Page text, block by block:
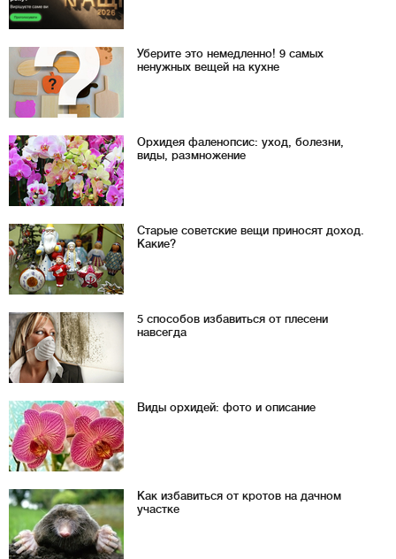
Уберите это немедленно! 9 самых
ненужных вещей на кухне
Орхидея фаленопсис: уход, болезни,
виды, размножение
Старые советские вещи приносят доход.
Какие?
5 способов избавиться от плесени
навсегда
Виды орхидей: фото и описание
Как избавиться от кротов на дачном
участке